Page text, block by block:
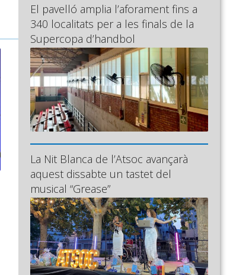
El pavelló amplia l’aforament fins a
340 localitats per a les finals de la
Supercopa d’handbol
La Nit Blanca de l’Atsoc avançarà
aquest dissabte un tastet del
musical “Grease”